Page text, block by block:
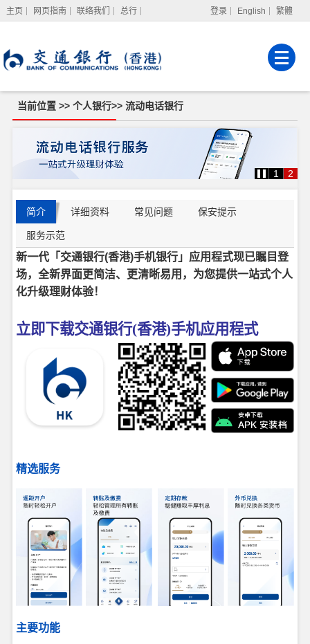
主页 网页指南 联络我们 总行 登录 English 繁體
强积金服务
当前位置 >> 个人银行>> 流动电话银行
1 2
简介 详细资料 常见问题 保安提示
服务示范
新一代「交通银行(香港)手机银行」应用程式现已瞩目登
场，全新界面更简洁、更清晰易用，为您提供一站式个人
化升级理财体验！
立即下载交通银行(香港)手机应用程式
精选服务
主要功能